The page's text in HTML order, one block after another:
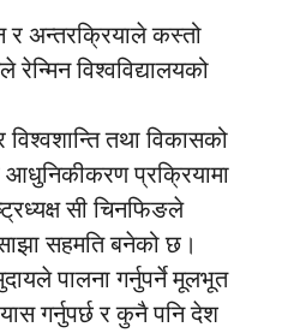
र अन्तरक्रियाले कस्तो
विश्वविद्यालयको
तथा विकासको
आधुनिकीकरण प्रक्रियामा
सी चिनफिङले
सहमति बनेको छ।
पालना गर्नुपर्ने मूलभूत
गर्नुपर्छ र कुनै पनि देश